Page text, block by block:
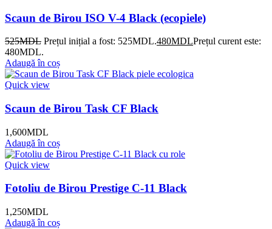
Scaun de Birou ISO V-4 Black (ecopiele)
525MDL Prețul inițial a fost: 525MDL.480MDLPrețul curent este:
480MDL.
Adaugă în coș
Quick view
Scaun de Birou Task CF Black
1,600MDL
Adaugă în coș
Quick view
Fotoliu de Birou Prestige C-11 Black
1,250MDL
Adaugă în coș